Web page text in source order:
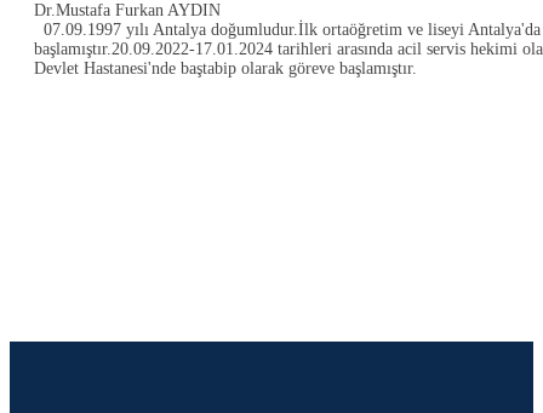
Dr.Mustafa Furkan AYDIN
07.09.1997 yılı Antalya doğumludur.İlk ortaöğretim ve liseyi
başlamıştır.20.09.2022-17.01.2024 tarihleri arasında acil servis hekimi
Devlet Hastanesi'nde baştabip olarak göreve başlamıştır.